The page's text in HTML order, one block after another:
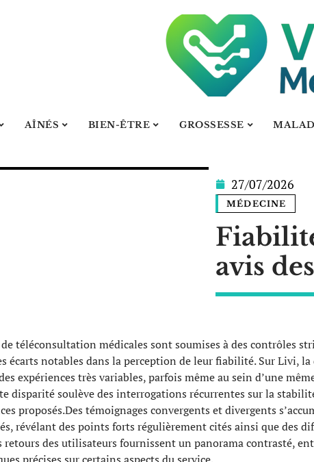
AÎNÉS BIEN-ÊTRE GROSSESSE
27/07/2026
MÉDECINE
avis
téléconsultation médicales sont soumises à des contrôles
écarts notables dans la perception de leur fiabilité. Sur Livi, la
expériences très variables, parfois même au sein d’une
disparité soulève des interrogations récurrentes sur la
proposés.Des témoignages convergents et divergents
révélant des points forts régulièrement cités ainsi que des
retours des utilisateurs fournissent un panorama contrasté,